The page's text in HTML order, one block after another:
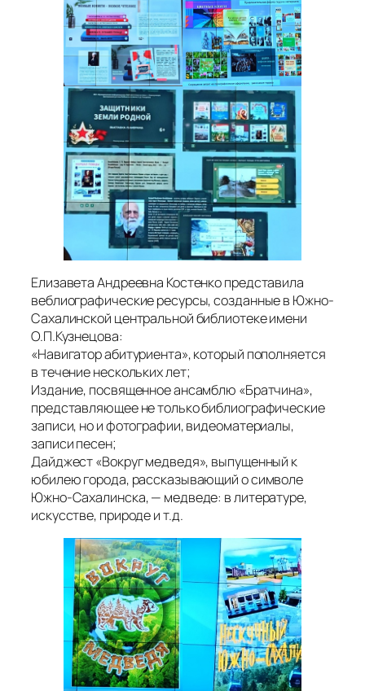
Елизавета Андреевна Костенко представила
веблиографические ресурсы, созданные в Южно-
Сахалинской центральной библиотеке имени
О.П.Кузнецова:
«Навигатор абитуриента», который пополняется
в течение нескольких лет;
Издание, посвященное ансамблю «Братчина»,
представляющее не только библиографические
записи, но и фотографии, видеоматериалы,
записи песен;
Дайджест «Вокруг медведя», выпущенный к
юбилею города, рассказывающий о символе
Южно-Сахалинска, — медведе: в литературе,
искусстве, природе и т.д.